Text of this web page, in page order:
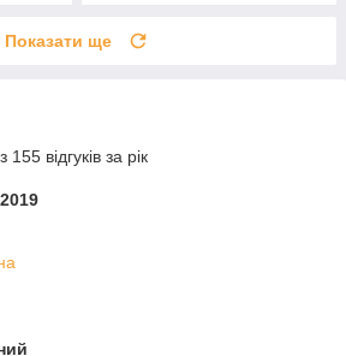
Показати ще
відгуків за рік